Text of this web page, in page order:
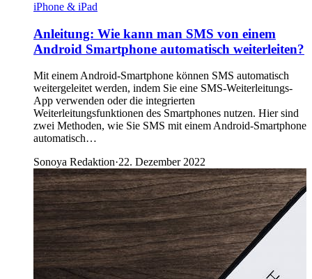
iPhone & iPad
Anleitung: Wie kann man SMS von einem
Android Smartphone automatisch weiterleiten?
Mit einem Android-Smartphone können SMS automatisch
weitergeleitet werden, indem Sie eine SMS-Weiterleitungs-
App verwenden oder die integrierten
Weiterleitungsfunktionen des Smartphones nutzen. Hier sind
zwei Methoden, wie Sie SMS mit einem Android-Smartphone
automatisch…
Sonoya Redaktion·22. Dezember 2022